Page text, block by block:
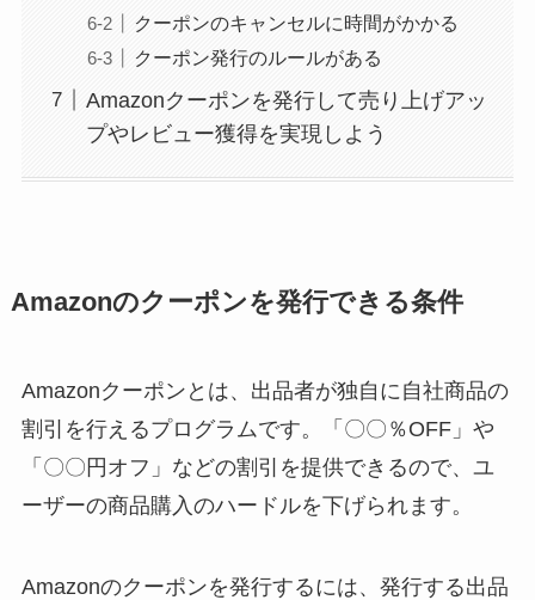
クーポンのキャンセルに時間がかかる
クーポン発行のルールがある
Amazonクーポンを発行して売り上げアッ
プやレビュー獲得を実現しよう
Amazonのクーポンを発行できる条件
Amazonクーポンとは、出品者が独自に自社商品の
割引を行えるプログラムです。「〇〇％OFF」や
「〇〇円オフ」などの割引を提供できるので、ユ
ーザーの商品購入のハードルを下げられます。
Amazonのクーポンを発行するには、発行する出品